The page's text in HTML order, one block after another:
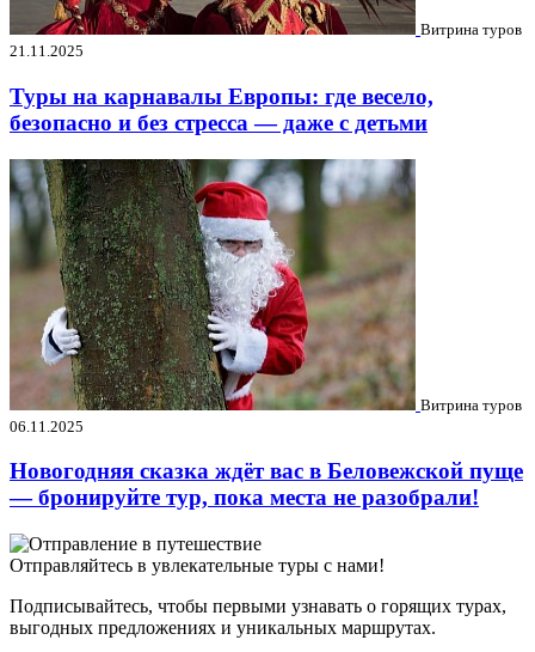
Витрина туров
21.11.2025
Туры на карнавалы Европы: где весело,
безопасно и без стресса — даже с детьми
Витрина туров
06.11.2025
Новогодняя сказка ждёт вас в Беловежской пуще
— бронируйте тур, пока места не разобрали!
Отправляйтесь в увлекательные туры с нами!
Подписывайтесь, чтобы первыми узнавать о горящих турах,
выгодных предложениях и уникальных маршрутах.